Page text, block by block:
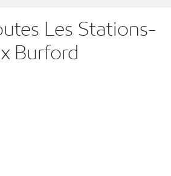
Les Stations-
Burford